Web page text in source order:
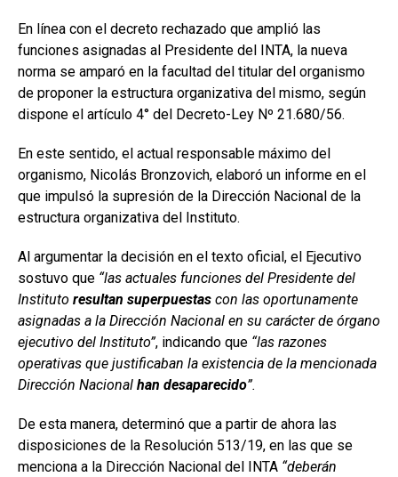
En línea con el decreto rechazado que amplió las
funciones asignadas al Presidente del INTA, la nueva
norma se amparó en la facultad del titular del organismo
de proponer la estructura organizativa del mismo, según
dispone el artículo 4° del Decreto-Ley Nº 21.680/56.
En este sentido, el actual responsable máximo del
organismo, Nicolás Bronzovich, elaboró un informe en el
que impulsó la supresión de la Dirección Nacional de la
estructura organizativa del Instituto.
Al argumentar la decisión en el texto oficial, el Ejecutivo
sostuvo que “las actuales funciones del Presidente del
Instituto resultan superpuestas con las oportunamente
asignadas a la Dirección Nacional en su carácter de órgano
ejecutivo del Instituto”, indicando que “las razones
operativas que justificaban la existencia de la mencionada
Dirección Nacional han desaparecido”.
De esta manera, determinó que a partir de ahora las
disposiciones de la Resolución 513/19, en las que se
menciona a la Dirección Nacional del INTA “deberán